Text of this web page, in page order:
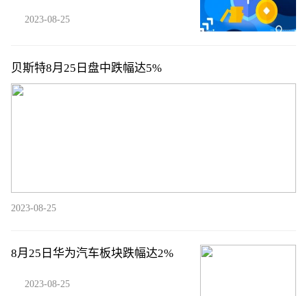
2023-08-25
贝斯特8月25日盘中跌幅达5%
2023-08-25
8月25日华为汽车板块跌幅达2%
2023-08-25